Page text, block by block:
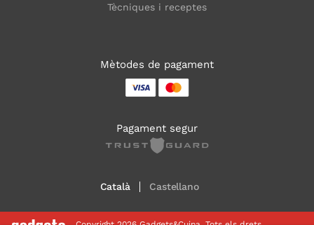
Tècniques i receptes
Mètodes de pagament
Pagament segur
Català Castellano